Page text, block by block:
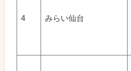
4 みらい仙台